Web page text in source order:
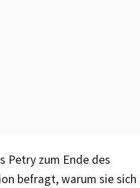
Petry zum Ende des
befragt, warum sie sich